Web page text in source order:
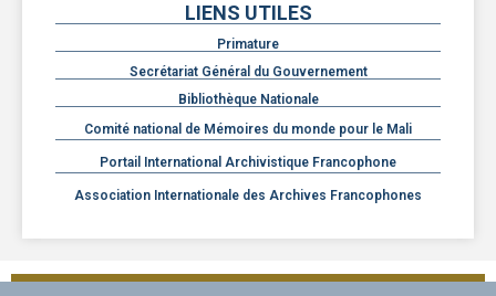
LIENS UTILES
Primature
Secrétariat Général du Gouvernement
Bibliothèque Nationale
Comité national de Mémoires du monde pour le Mali
Portail International Archivistique Francophone
Association Internationale des Archives Francophones